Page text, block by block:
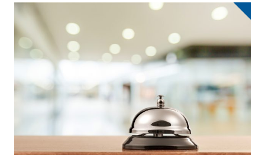
Equipes
de
alta
performance:
conheça
as
estratégias
Zobiak
aplicadas